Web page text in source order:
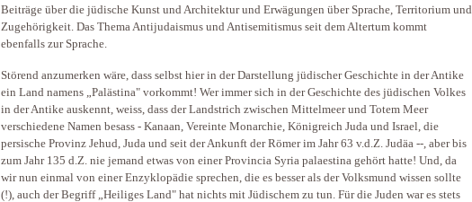
Beiträge über die jüdische Kunst und Architektur und Erwägungen über Sprache, Territorium und
Zugehörigkeit. Das Thema Antijudaismus und Antisemitismus seit dem Altertum kommt
ebenfalls zur Sprache.
Störend anzumerken wäre, dass selbst hier in der Darstellung jüdischer Geschichte in der Antike
ein Land namens „Palästina" vorkommt! Wer immer sich in der Geschichte des jüdischen Volkes
in der Antike auskennt, weiss, dass der Landstrich zwischen Mittelmeer und Totem Meer
verschiedene Namen besass - Kanaan, Vereinte Monarchie, Königreich Juda und Israel, die
persische Provinz Jehud, Juda und seit der Ankunft der Römer im Jahr 63 v.d.Z. Judäa --, aber bis
zum Jahr 135 d.Z. nie jemand etwas von einer Provincia Syria palaestina gehört hatte! Und, da
wir nun einmal von einer Enzyklopädie sprechen, die es besser als der Volksmund wissen sollte
(!), auch der Begriff „Heiliges Land" hat nichts mit Jüdischem zu tun. Für die Juden war es stets